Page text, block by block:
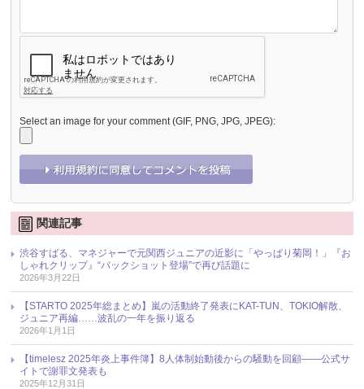
Select an image for your comment (GIF, PNG, JPG, JPEG):
関連記事
渋谷すばる、マネジャーで元関西ジュニアの近影に「やっぱり菊岡！」『お
しゃれクリップ』“バックショット登場”で再び話題に
2026年3月22日
【STARTO 2025年総まとめ】嵐の活動終了発表にKAT-TUN、TOKIO解散、
ジュニア再編……波乱の一年を振り返る
2026年1月1日
【timelesz 2025年炎上事件簿】8人体制始動後からの騒動を回顧――公式サ
イトで謝罪文発表も
2025年12月31日